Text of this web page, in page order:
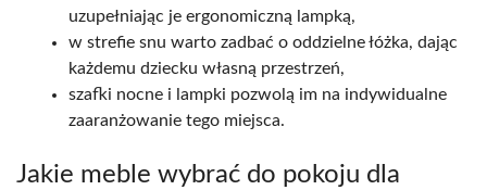
uzupełniając je ergonomiczną lampką,
w strefie snu warto zadbać o oddzielne łóżka, dając
każdemu dziecku własną przestrzeń,
szafki nocne i lampki pozwolą im na indywidualne
zaaranżowanie tego miejsca.
Jakie meble wybrać do pokoju dla